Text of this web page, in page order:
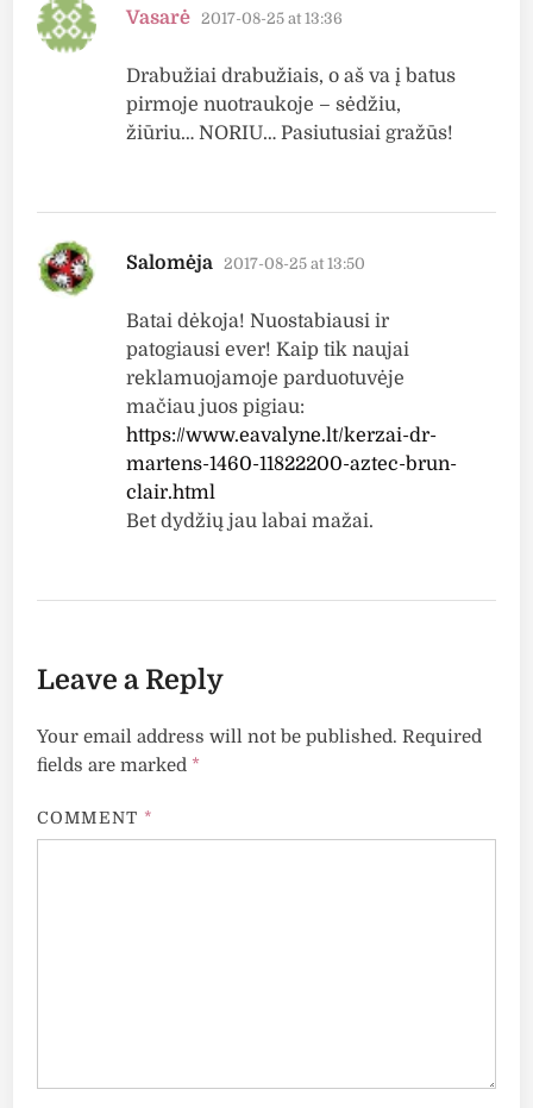
Vasarė says:
2017-08-25 at 13:36
Drabužiai drabužiais, o aš va į batus
pirmoje nuotraukoje – sėdžiu,
žiūriu… NORIU… Pasiutusiai gražūs!
Salomėja says:
2017-08-25 at 13:50
Batai dėkoja! Nuostabiausi ir
patogiausi ever! Kaip tik naujai
reklamuojamoje parduotuvėje
mačiau juos pigiau:
https://www.eavalyne.lt/kerzai-dr-
martens-1460-11822200-aztec-brun-
clair.html
Bet dydžių jau labai mažai.
Leave a Reply
Your email address will not be published. Required
fields are marked *
COMMENT *